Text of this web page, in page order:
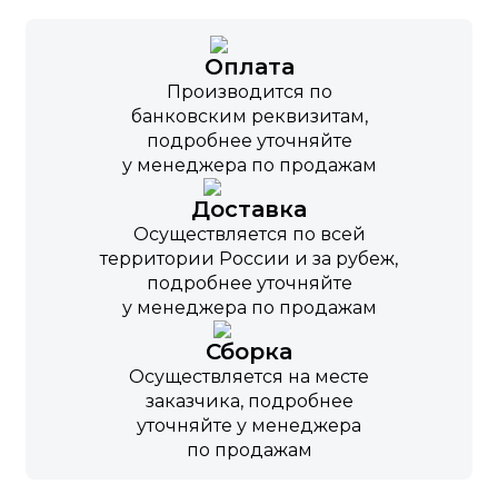
Оплата
Производится по
банковским реквизитам,
подробнее уточняйте
у менеджера по продажам
Доставка
Осуществляется по всей
территории России и за рубеж,
подробнее уточняйте
у менеджера по продажам
Сборка
Осуществляется на месте
заказчика, подробнее
уточняйте у менеджера
по продажам